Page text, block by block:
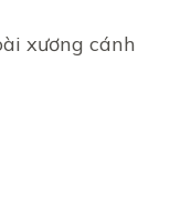
xương cánh